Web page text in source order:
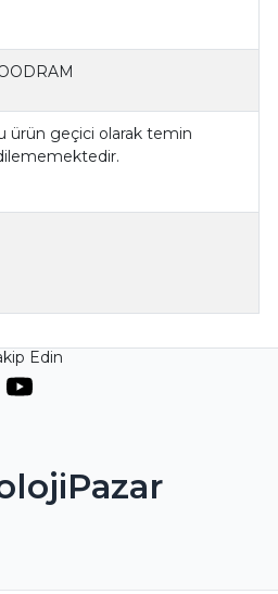
ürün geçici olarak temin
Edin